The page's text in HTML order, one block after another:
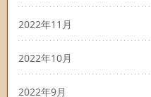
2022年11月
2022年10月
2022年9月